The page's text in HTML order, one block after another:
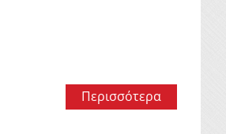
Περισσότερα